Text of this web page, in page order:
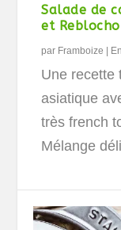
Salade de
et
par Framboize |
Une recette
asiatique
très french
Mélange